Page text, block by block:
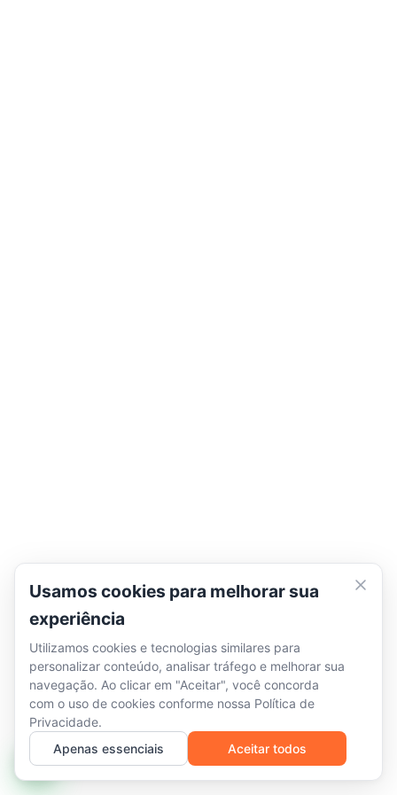
Usamos cookies para melhorar sua
experiência
Utilizamos cookies e tecnologias similares para
personalizar conteúdo, analisar tráfego e melhorar sua
navegação. Ao clicar em "Aceitar", você concorda
com o uso de cookies conforme nossa Política de
Privacidade.
Apenas essenciais
Aceitar todos